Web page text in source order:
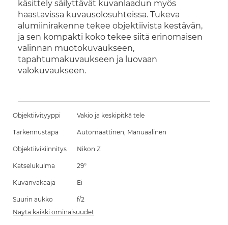
käsittely säilyttävät kuvanlaadun myös
haastavissa kuvausolosuhteissa. Tukeva
alumiinirakenne tekee objektiivista kestävän,
ja sen kompakti koko tekee siitä erinomaisen
valinnan muotokuvaukseen,
tapahtumakuvaukseen ja luovaan
valokuvaukseen.
Objektiivityyppi Vakio ja keskipitkä tele
Tarkennustapa Automaattinen, Manuaalinen
Objektiivikiinnitys Nikon Z
Katselukulma 29°
Kuvanvakaaja Ei
Suurin aukko
f/2
Näytä kaikki ominaisuudet